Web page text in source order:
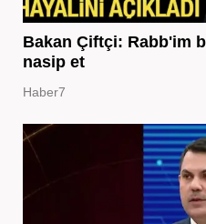
Bakan Çiftçi: Rabb'im
nasip et
Haber7